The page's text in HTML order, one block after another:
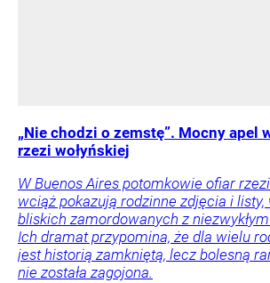
„Nie chodzi o zemstę”. Mocny apel
rzezi wołyńskiej
W Buenos Aires potomkowie ofiar
wciąż pokazują rodzinne zdjęcia i
bliskich zamordowanych z
Ich dramat przypomina, że dla wielu
jest historią zamkniętą, lecz bolesną
nie została zagojona.